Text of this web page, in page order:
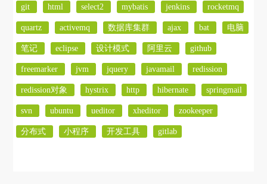
git html select2 mybatis jenkins rocketmq
quartz activemq 数据库集群 ajax bat 电脑
笔记 eclipse 设计模式 阿里云 github
freemarker jvm jquery javamail redission
redission对象 hystrix http hibernate springmail
svn ubuntu ueditor xheditor zookeeper
分布式 小程序 开发工具 gitlab